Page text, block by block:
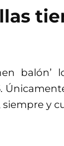
balón’
siempre y